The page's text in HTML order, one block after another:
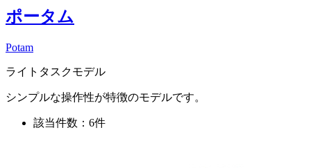
ポータム
Potam
ライトタスクモデル
シンプルな操作性が特徴のモデルです。
該当件数：6件